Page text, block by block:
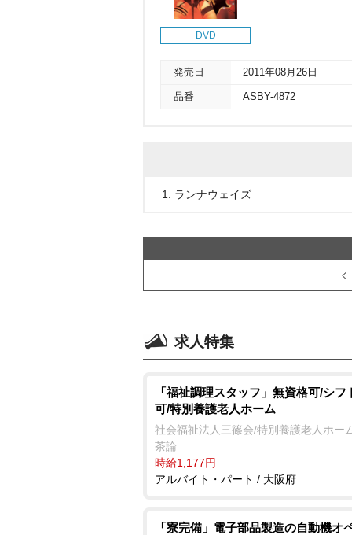
DVD
発売日 2011年08月26日
品番 ASBY-4872
1. ランナウェイズ
求人特集
「福祉調理スタッフ」無資格可/シフ
可/特別養護老人ホーム
社会福祉法人三篠会/特別養護老人ホー
茶論
時給1,177円
アルバイト・パート / 大阪府
「寮完備」電子部品製造の自動機オ